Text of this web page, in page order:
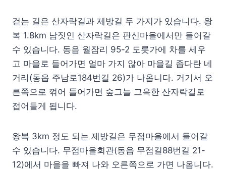
걷는 길은 산자락길과 제방길 두 가지가 있습니다. 왕
복 1.8km 남짓인 산자락길은 판신마을에서만 들어갈
수 있습니다. 동읍 월잠리 95-2 도롯가에 차를 세우
고 마을로 들어가면 얼마 가지 않아 마을길 좁다란 네
거리(동읍 주남로184번길 26)가 나옵니다. 거기서 오
른쪽으로 꺾어 들어가면 숲그늘 그윽한 산자락길로
접어들게 됩니다.
왕복 3km 정도 되는 제방길은 무점마을에서 들어갈
수 있습니다. 무점마을회관(동읍 무점길88번길 21-
12)에서 마을을 빠져 나와 오른쪽으로 가면 나옵니다.